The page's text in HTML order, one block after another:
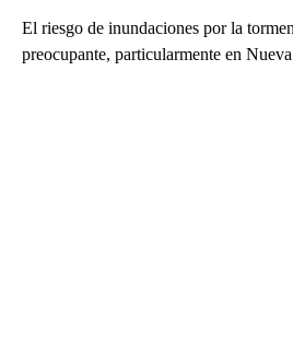
El riesgo de inundaciones por la
preocupante, particularmente en